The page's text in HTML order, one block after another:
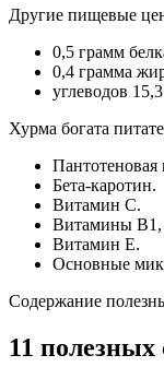
Другие пищевые
0,5 грамм
0,4 грамма
углеводов
Хурма богата
Пантотеновая
Бета-каротин.
Витамин C.
Витамины B1,
Витамин Е.
Основные
Содержание
11